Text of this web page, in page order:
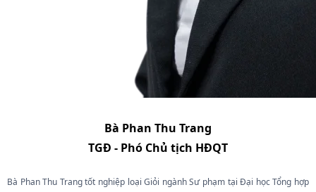
Bà Phan Thu Trang
TGĐ - Phó Chủ tịch HĐQT
Bà Phan Thu Trang tốt nghiệp loại Giỏi ngành Sư phạm tại Đại học Tổng hợp